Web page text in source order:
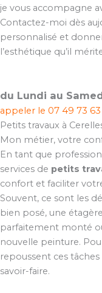
je vous accompagne
Contactez-moi dès
personnalisé et
l’esthétique qu’il
du Lundi au
appeler le 07 49 73
Petits travaux à
Mon métier, votre
En tant que
services de petits
confort et faciliter
Souvent, ce sont les
bien posé, une
parfaitement monté
nouvelle peinture.
repoussent ces
savoir-faire.